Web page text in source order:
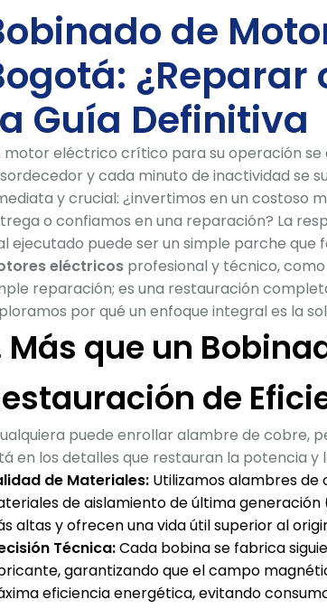
de
¿Reparar
Guía Definitiva
motor eléctrico crítico para su operación se
y cada minuto de inactividad se
y crucial: ¿invertimos en un costoso
o confiamos en una reparación? La
ejecutado puede ser un simple parche que
eléctricos profesional y técnico,
reparación; es una restauración
por qué un enfoque integral es la
Más que un
de
puede enrollar alambre de cobre,
en los detalles que restauran la potencia y
de Materiales: Utilizamos alambres
de aislamiento de última
altas y ofrecen una vida útil superior al
Técnica:Cada bobina se fabrica
garantizando que el campo
eficiencia energética, evitando